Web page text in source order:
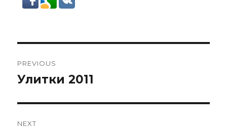
navigation
PREVIOUS
Previous
Улитки 2011
NEXT